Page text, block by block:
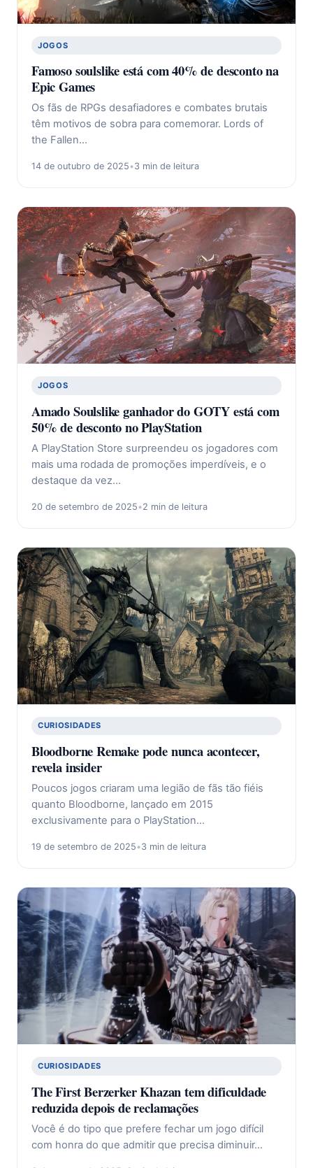
JOGOS
Famoso soulslike está com 40% de desconto na
Epic Games
Os fãs de RPGs desafiadores e combates brutais
têm motivos de sobra para comemorar. Lords of
the Fallen…
14 de outubro de 2025•3 min de leitura
JOGOS
Amado Soulslike ganhador do GOTY está com
50% de desconto no PlayStation
A PlayStation Store surpreendeu os jogadores com
mais uma rodada de promoções imperdíveis, e o
destaque da vez…
20 de setembro de 2025•2 min de leitura
CURIOSIDADES
Bloodborne Remake pode nunca acontecer,
revela insider
Poucos jogos criaram uma legião de fãs tão fiéis
quanto Bloodborne, lançado em 2015
exclusivamente para o PlayStation…
19 de setembro de 2025•3 min de leitura
CURIOSIDADES
The First Berzerker Khazan tem dificuldade
reduzida depois de reclamações
Você é do tipo que prefere fechar um jogo difícil
com honra do que admitir que precisa diminuir…